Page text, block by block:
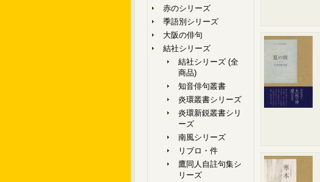
赤のシリーズ
季語別シリーズ
大阪の俳句
結社シリーズ
結社シリーズ (全
商品)
知音俳句叢書
炎環叢書シリーズ
炎環新鋭叢書シリ
ーズ
南風シリーズ
リブロ・件
鷹同人自註句集シ
リーズ